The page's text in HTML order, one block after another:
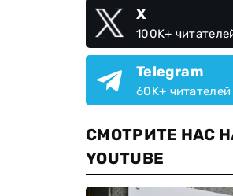
X
100K+
Telegram
60K+ читателей
СМОТРИТЕ НАС
YOUTUBE